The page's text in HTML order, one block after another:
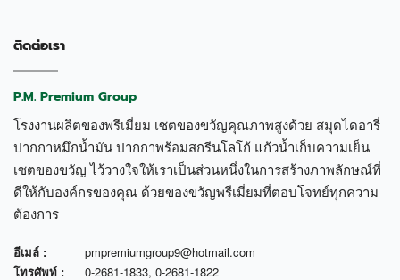
ติดต่อเรา
P.M. Premium Group
โรงงานผลิตของพรีเมี่ยม เซตของขวัญคุณภาพสูงด้วย สมุดไดอารี่
ปากกาหมึกน้ำมัน ปากกาพร้อมสกรีนโลโก้ แก้วน้ำเก็บความเย็น
เซตของขวัญ ไว้วางใจให้เราเป็นส่วนหนึ่งในการสร้างภาพลักษณ์ที่
ดีให้กับองค์กรของคุณ ด้วยของขวัญพรีเมี่ยมที่ตอบโจทย์ทุกความ
ต้องการ
อีเมล์ :
pmpremiumgroup9@hotmail.com
โทรศัพท์ :
0-2681-1833, 0-2681-1822